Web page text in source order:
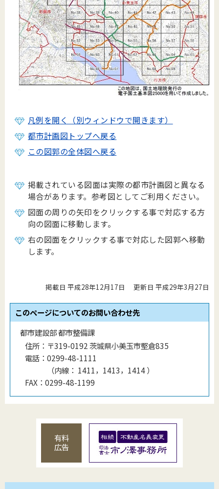
凡例を開く（別ウィンドウで開きます）
都市計画図トップへ戻る
この図郭の全体図へ戻る
掲載されている図面は実際の都市計画図と異なる
場合があります。参考図としてご利用ください。
図面の周りの矢印をクリックする事で対応する方
向の図面に移動します。
右の図面をクリックする事で対応した図郭へ移動
します。
掲載日 平成28年12月17日 更新日 平成29年3月27日
このページについてのお問い合わせ先
都市建設部 都市整備課
住所： 〒319-0192 茨城県小美玉市堅倉835
電話： 0299-48-1111
（内線 ： 1411，1413，1414）
FAX： 0299-48-1199
有料
広告